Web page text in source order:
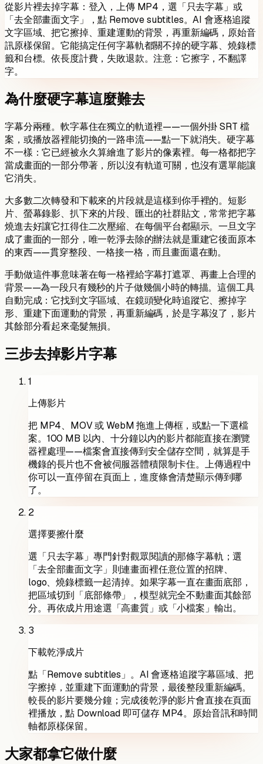
從影片裡去掉字幕：登入，上傳 MP4，選「只去字幕」或
「去全部畫面文字」，點 Remove subtitles。AI 會逐格追蹤
文字區域、把它擦掉、重建運動的背景，再重新編碼，原始音
訊原樣保留。它能搞定任何字幕軌都關不掉的硬字幕、燒錄標
籤和台標。依長度計費，失敗退款。注意：它擦字，不翻譯
字。
為什麼硬字幕這麼難去
字幕分兩種。軟字幕住在獨立的軌道裡——一個外掛 SRT 檔
案，或播放器裡能切換的一路串流——點一下就消失。硬字幕
不一樣：它已經被永久算繪進了影片的像素裡。每一格都把字
當成畫面的一部分帶著，所以沒有軌道可關，也沒有選單能讓
它消失。
大多數二次轉發和下載來的片段就是這樣到你手裡的。短影
片、螢幕錄影、扒下來的片段、匯出的社群貼文，常常把字幕
燒進去好讓它扛得住二次壓縮、在每個平台都顯示。一旦文字
成了畫面的一部分，唯一乾淨去除的辦法就是重建它後面原本
的東西——貫穿整段、一格接一格，而且畫面還在動。
手動做這件事意味著在每一格裡給字幕打遮罩、再畫上合理的
背景——為一段只有幾秒的片子做幾個小時的轉描。這個工具
自動完成：它找到文字區域、在鏡頭變化時追蹤它、擦掉字
形、重建下面運動的背景，再重新編碼，於是字幕沒了，影片
其餘部分看起來毫髮無損。
三步去掉影片字幕
1
上傳影片
把 MP4、MOV 或 WebM 拖進上傳框，或點一下選檔
案。100 MB 以內、十分鐘以內的影片都能直接在瀏覽
器裡處理——檔案會直接傳到安全儲存空間，就算是手
機錄的長片也不會被伺服器體積限制卡住。上傳過程中
你可以一直停留在頁面上，進度條會清楚顯示傳到哪
了。
2
選擇要擦什麼
選「只去字幕」專門針對觀眾閱讀的那條字幕軌；選
「去全部畫面文字」則連畫面裡任意位置的招牌、
logo、燒錄標籤一起清掉。如果字幕一直在畫面底部，
把區域切到「底部條帶」，模型就完全不動畫面其餘部
分。再依成片用途選「高畫質」或「小檔案」輸出。
3
下載乾淨成片
點「Remove subtitles」。AI 會逐格追蹤字幕區域、把
字擦掉，並重建下面運動的背景，最後整段重新編碼。
較長的影片要幾分鐘；完成後乾淨的影片會直接在頁面
裡播放，點 Download 即可儲存 MP4。原始音訊和時間
軸都原樣保留。
大家都拿它做什麼